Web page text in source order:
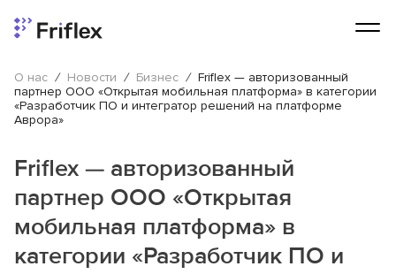
О нас / Новости / Бизнес / Friflex — авторизованный
партнер ООО «Открытая мобильная платформа» в категории
«Разработчик ПО и интегратор решений на платформе
Аврора»
Friflex — авторизованный
партнер ООО «Открытая
мобильная платформа» в
категории «Разработчик ПО и